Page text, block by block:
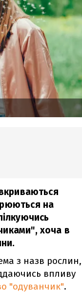
на
хоча в
з назв рослин,
впливу
"одуванчик".